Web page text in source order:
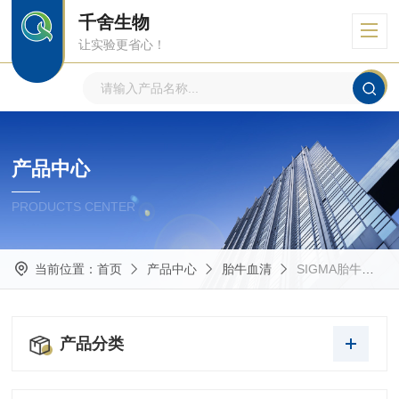
千舍生物
让实验更省心！
产品中心
PRODUCTS CENTER
当前位置： 首页 产品中心 胎牛血清 SIGMA胎牛血清
产品分类